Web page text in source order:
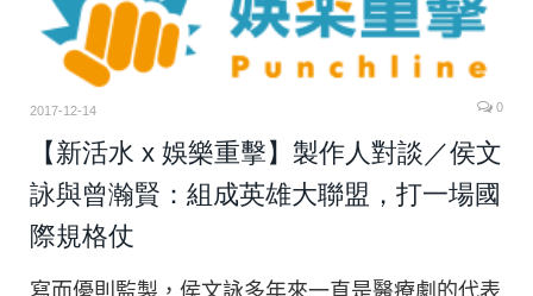
2017-12-14 0
【新活水 x 娛樂重擊】製作人對談／侯文
詠與曾瀚賢：組成英雄大聯盟，打一場國
際規格仗
寫而優則監製，侯文詠多年來一直是醫療劇的代表